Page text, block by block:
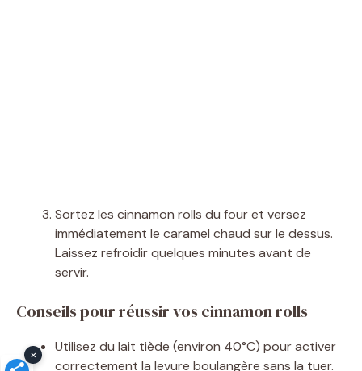
Sortez les cinnamon rolls du four et versez
immédiatement le caramel chaud sur le dessus.
Laissez refroidir quelques minutes avant de
servir.
Conseils pour réussir vos cinnamon rolls
Utilisez du lait tiède (environ 40°C) pour activer
correctement la levure boulangère sans la tuer.
×